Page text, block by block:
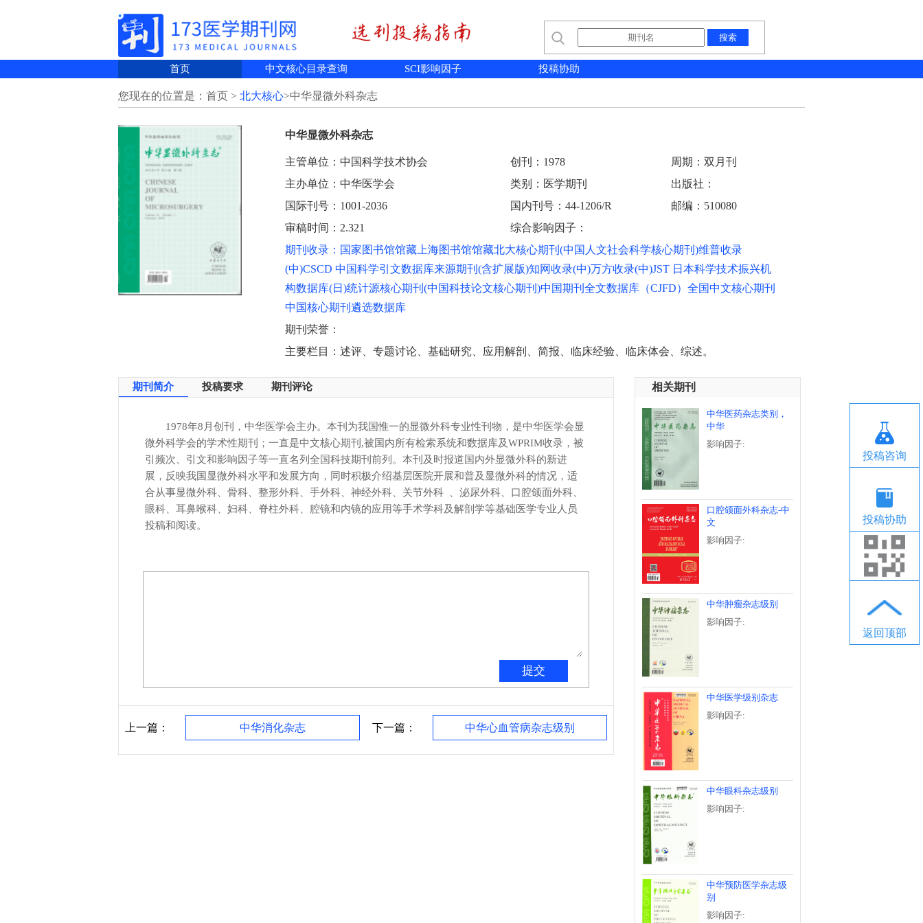
首页 中文核心目录查询 SCI影响因子 投稿协助
您现在的位置是：首页 > 北大核心>中华显微外科杂志
中华显微外科杂志
主管单位：中国科学技术协会 创刊：1978
周期：双月刊
主办单位：中华医学会
类别：医学期刊
出版社：
国际刊号：1001-2036
国内刊号：44-1206/R
邮编：510080
审稿时间：2.321
综合影响因子：
期刊收录：国家图书馆馆藏上海图书馆馆藏北大核心期刊(中国人文社会科学核心期刊)维普收录
(中)CSCD 中国科学引文数据库来源期刊(含扩展版)知网收录(中)万方收录(中)JST 日本科学技术振兴机
构数据库(日)统计源核心期刊(中国科技论文核心期刊)中国期刊全文数据库（CJFD）全国中文核心期刊
中国核心期刊遴选数据库
期刊荣誉：
主要栏目：述评、专题讨论、基础研究、应用解剖、简报、临床经验、临床体会、综述。
期刊简介 投稿要求 期刊评论
1978年8月创刊，中华医学会主办。本刊为我国惟一的显微外科专业性刊物，是中华医学会显
微外科学会的学术性期刊；一直是中文核心期刊,被国内所有检索系统和数据库及WPRIM收录，被
引频次、引文和影响因子等一直名列全国科技期刊前列。本刊及时报道国内外显微外科的新进
展，反映我国显微外科水平和发展方向，同时积极介绍基层医院开展和普及显微外科的情况，适
合从事显微外科、骨科、整形外科、手外科、神经外科、关节外科 、泌尿外科、口腔颌面外科、
眼科、耳鼻喉科、妇科、脊柱外科、腔镜和内镜的应用等手术学科及解剖学等基础医学专业人员
投稿和阅读。
上一篇： 中华消化杂志 下一篇： 中华心血管病杂志级别
相关期刊
中华医药杂志类别，
中华
影响因子:
口腔颌面外科杂志-中
文
影响因子:
中华肿瘤杂志级别
影响因子:
中华医学级别杂志
影响因子:
中华眼科杂志级别
影响因子:
中华预防医学杂志级
别
影响因子:
投稿咨询
投稿协助
返回顶部